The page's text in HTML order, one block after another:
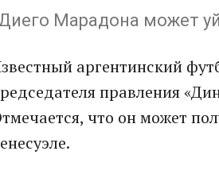
Марадона может
аргентинский
правления
что он может